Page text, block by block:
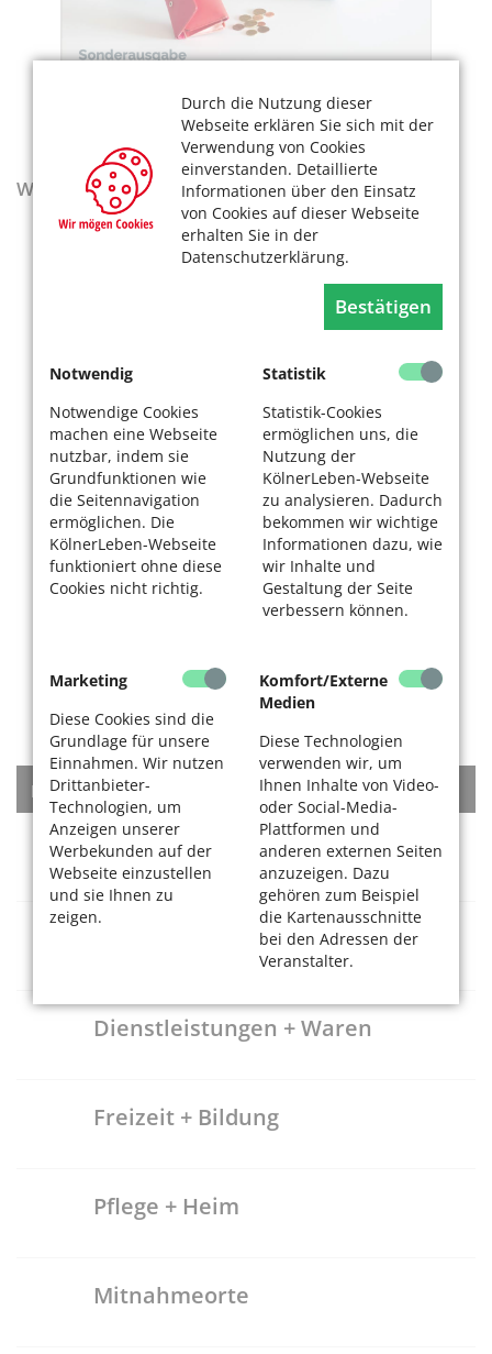
Durch die Nutzung dieser
Webseite erklären Sie sich mit der
Verwendung von Cookies
einverstanden. Detaillierte
Informationen über den Einsatz
von Cookies auf dieser Webseite
erhalten Sie in der
Datenschutzerklärung.
Bestätigen
Notwendig
Notwendige Cookies
machen eine Webseite
nutzbar, indem sie
Grundfunktionen wie
die Seitennavigation
ermöglichen. Die
KölnerLeben-Webseite
funktioniert ohne diese
Cookies nicht richtig.
Statistik
Statistik-Cookies
ermöglichen uns, die
Nutzung der
KölnerLeben-Webseite
zu analysieren. Dadurch
bekommen wir wichtige
Informationen dazu, wie
wir Inhalte und
Gestaltung der Seite
verbessern können.
Marketing
Diese Cookies sind die
Grundlage für unsere
Einnahmen. Wir nutzen
Drittanbieter-
Technologien, um
Anzeigen unserer
Werbekunden auf der
Webseite einzustellen
und sie Ihnen zu
zeigen.
Komfort/Externe
Medien
Diese Technologien
verwenden wir, um
Ihnen Inhalte von Video-
oder Social-Media-
Plattformen und
anderen externen Seiten
anzuzeigen. Dazu
gehören zum Beispiel
die Kartenausschnitte
bei den Adressen der
Veranstalter.
Wegweiser - Aktualisierte Ausgabe 2025–2027
KATEGORIEN
Rat + Tat
Gesundheitsversorgung
Dienstleistungen + Waren
Freizeit + Bildung
Pflege + Heim
Mitnahmeorte